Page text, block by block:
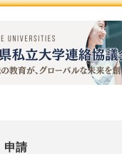
申請